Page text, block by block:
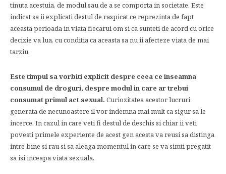
tinuta acestuia, de modul sau de a se comporta in societate. Este
indicat sa ii explicati destul de raspicat ce reprezinta de fapt
aceasta perioada in viata fiecarui om si ca sunteti de acord cu orice
decizie va lua, cu conditia ca aceasta sa nu ii afecteze viata de mai
tarziu.
Este timpul sa vorbiti explicit despre ceea ce inseamna
consumul de droguri, despre modul in care ar trebui
consumat primul act sexual. Curiozitatea acestor lucruri
generata de necunoastere il vor indemna mai mult ca sigur sa le
incerce. In cazul in care veti fi destul de deschis si chiar ii veti
povesti primele experiente de acest gen acesta va reusi sa distinga
intre bine si rau si sa aleaga momentul in care se va simti pregatit
sa isi inceapa viata sexuala.